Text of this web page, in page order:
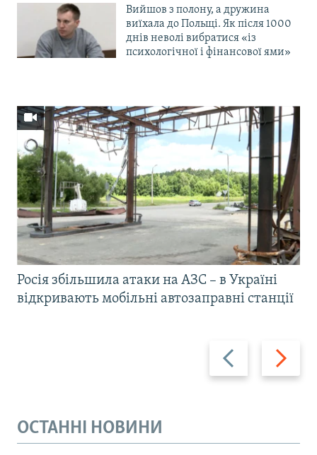
Вийшов з полону, а дружина
виїхала до Польщі. Як після 1000
днів неволі вибратися «із
психологічної і фінансової ями»
Назад Вперед
Росія збільшила атаки на АЗС – в Україні
відкривають мобільні автозаправні станції
ОСТАННІ НОВИНИ